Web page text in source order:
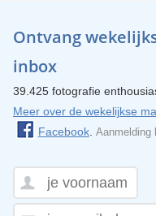
Ontvang
inbox
39.425 fotografie
Meer over de wekelijkse
Facebook. Aanmelding